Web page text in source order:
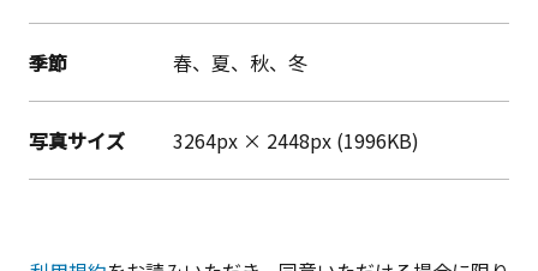
季節 春、夏、秋、冬
写真サイズ 3264px × 2448px (1996KB)